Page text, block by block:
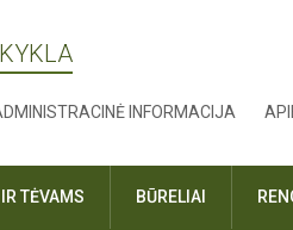
INFORMACIJA
TĖVAMS BŪRELIAI